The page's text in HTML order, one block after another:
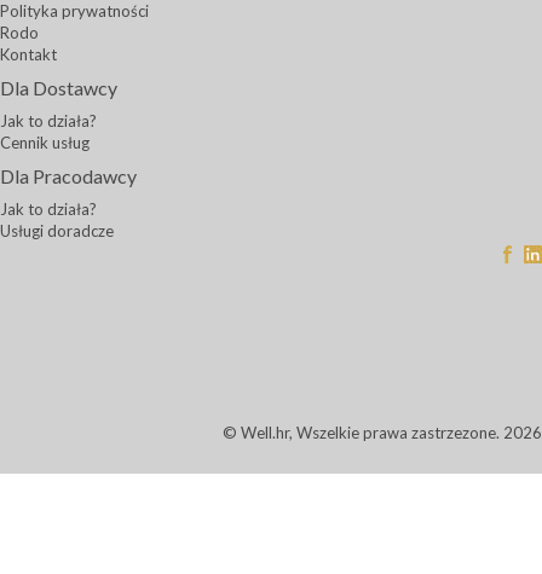
Polityka prywatności
Rodo
Kontakt
Dla Dostawcy
Jak to działa?
Cennik usług
Dla Pracodawcy
Jak to działa?
Usługi doradcze
© Well.hr, Wszelkie prawa zastrzezone. 2026